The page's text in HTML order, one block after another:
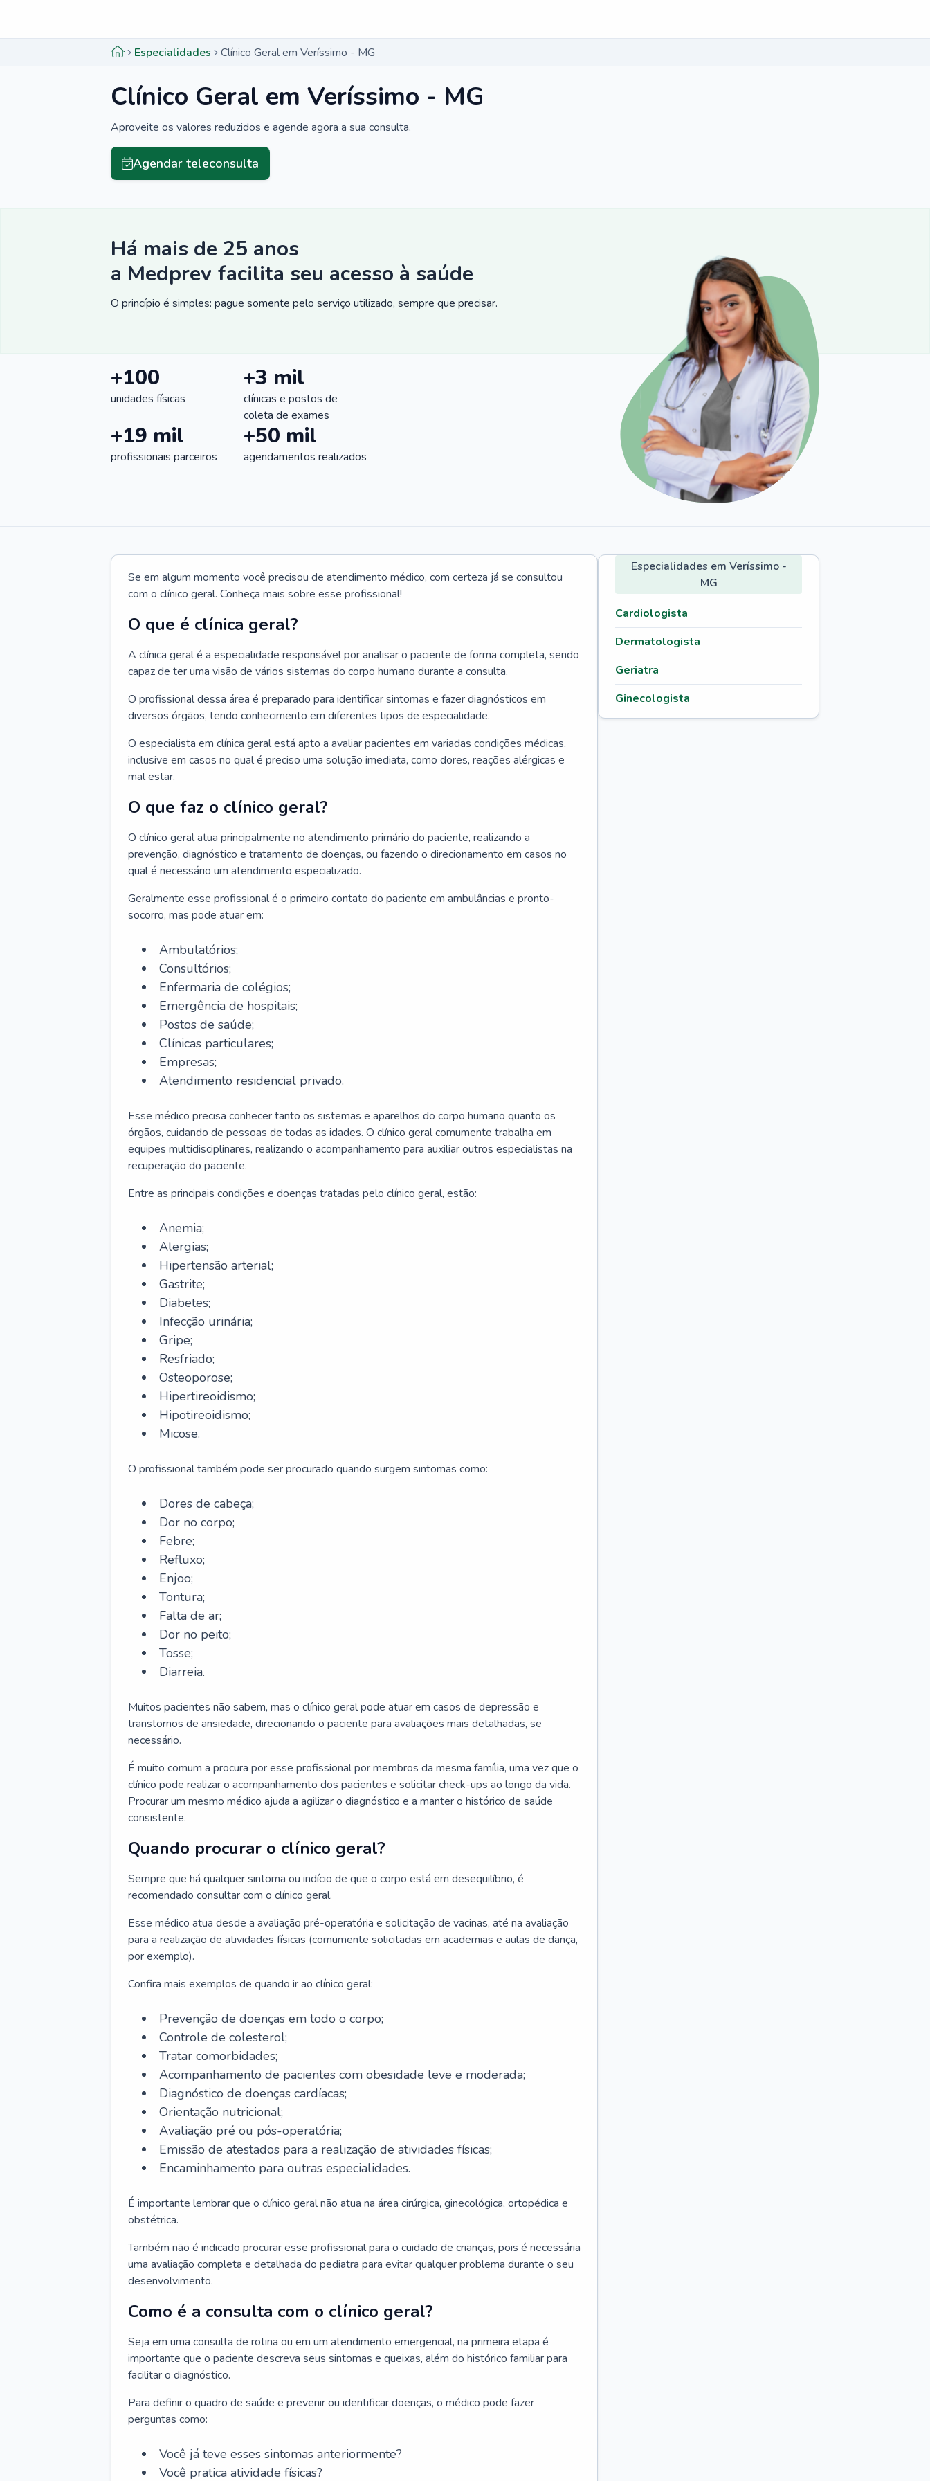
Especialidades Clínico Geral em Veríssimo - MG
Clínico Geral em Veríssimo - MG
Aproveite os valores reduzidos e agende agora a sua consulta.
Agendar teleconsulta
Há mais de 25 anos
a Medprev facilita seu acesso à saúde
O princípio é simples: pague somente pelo serviço utilizado, sempre que precisar.
+100
unidades físicas
+3 mil
clínicas e postos de
coleta de exames
+19 mil
profissionais parceiros
+50 mil
agendamentos realizados
Se em algum momento você precisou de atendimento médico, com certeza já se consultou
com o clínico geral. Conheça mais sobre esse profissional!
O que é clínica geral?
A clínica geral é a especialidade responsável por analisar o paciente de forma completa, sendo
capaz de ter uma visão de vários sistemas do corpo humano durante a consulta.
O profissional dessa área é preparado para identificar sintomas e fazer diagnósticos em
diversos órgãos, tendo conhecimento em diferentes tipos de especialidade.
O especialista em clínica geral está apto a avaliar pacientes em variadas condições médicas,
inclusive em casos no qual é preciso uma solução imediata, como dores, reações alérgicas e
mal estar.
O que faz o clínico geral?
O clínico geral atua principalmente no atendimento primário do paciente, realizando a
prevenção, diagnóstico e tratamento de doenças, ou fazendo o direcionamento em casos no
qual é necessário um atendimento especializado.
Geralmente esse profissional é o primeiro contato do paciente em ambulâncias e pronto-
socorro, mas pode atuar em:
Ambulatórios;
Consultórios;
Enfermaria de colégios;
Emergência de hospitais;
Postos de saúde;
Clínicas particulares;
Empresas;
Atendimento residencial privado.
Esse médico precisa conhecer tanto os sistemas e aparelhos do corpo humano quanto os
órgãos, cuidando de pessoas de todas as idades. O clínico geral comumente trabalha em
equipes multidisciplinares, realizando o acompanhamento para auxiliar outros especialistas na
recuperação do paciente.
Entre as principais condições e doenças tratadas pelo clínico geral, estão:
Anemia;
Alergias;
Hipertensão arterial;
Gastrite;
Diabetes;
Infecção urinária;
Gripe;
Resfriado;
Osteoporose;
Hipertireoidismo;
Hipotireoidismo;
Micose.
O profissional também pode ser procurado quando surgem sintomas como:
Dores de cabeça;
Dor no corpo;
Febre;
Refluxo;
Enjoo;
Tontura;
Falta de ar;
Dor no peito;
Tosse;
Diarreia.
Muitos pacientes não sabem, mas o clínico geral pode atuar em casos de depressão e
transtornos de ansiedade, direcionando o paciente para avaliações mais detalhadas, se
necessário.
É muito comum a procura por esse profissional por membros da mesma família, uma vez que o
clínico pode realizar o acompanhamento dos pacientes e solicitar check-ups ao longo da vida.
Procurar um mesmo médico ajuda a agilizar o diagnóstico e a manter o histórico de saúde
consistente.
Quando procurar o clínico geral?
Sempre que há qualquer sintoma ou indício de que o corpo está em desequilíbrio, é
recomendado consultar com o clínico geral.
Esse médico atua desde a avaliação pré-operatória e solicitação de vacinas, até na avaliação
para a realização de atividades físicas (comumente solicitadas em academias e aulas de dança,
por exemplo).
Confira mais exemplos de quando ir ao clínico geral:
Prevenção de doenças em todo o corpo;
Controle de colesterol;
Tratar comorbidades;
Acompanhamento de pacientes com obesidade leve e moderada;
Diagnóstico de doenças cardíacas;
Orientação nutricional;
Avaliação pré ou pós-operatória;
Emissão de atestados para a realização de atividades físicas;
Encaminhamento para outras especialidades.
É importante lembrar que o clínico geral não atua na área cirúrgica, ginecológica, ortopédica e
obstétrica.
Também não é indicado procurar esse profissional para o cuidado de crianças, pois é necessária
uma avaliação completa e detalhada do pediatra para evitar qualquer problema durante o seu
desenvolvimento.
Como é a consulta com o clínico geral?
Seja em uma consulta de rotina ou em um atendimento emergencial, na primeira etapa é
importante que o paciente descreva seus sintomas e queixas, além do histórico familiar para
facilitar o diagnóstico.
Para definir o quadro de saúde e prevenir ou identificar doenças, o médico pode fazer
perguntas como:
Você já teve esses sintomas anteriormente?
Você pratica atividade físicas?
Especialidades em Veríssimo -
MG
Cardiologista
Dermatologista
Geriatra
Ginecologista